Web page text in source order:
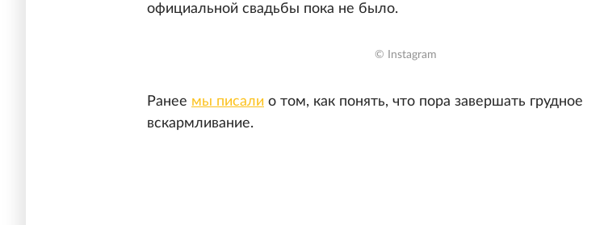
официальной свадьбы пока не было.
© Instagram
Ранее мы писали о том, как понять, что пора завершать грудное
вскармливание.